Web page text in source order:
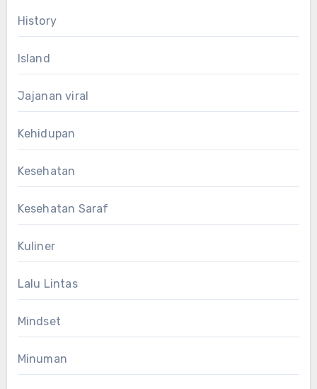
History
Island
Jajanan viral
Kehidupan
Kesehatan
Kesehatan Saraf
Kuliner
Lalu Lintas
Mindset
Minuman